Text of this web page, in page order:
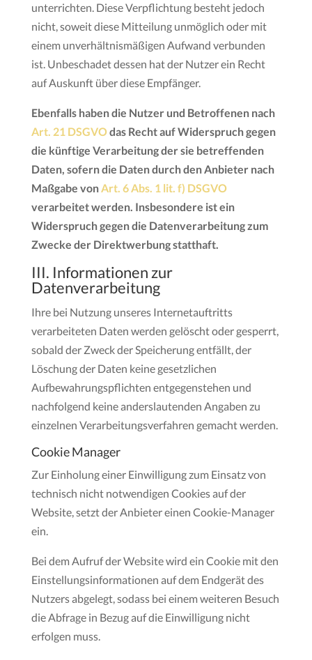
unterrichten. Diese Verpflichtung besteht jedoch
nicht, soweit diese Mitteilung unmöglich oder mit
einem unverhältnismäßigen Aufwand verbunden
ist. Unbeschadet dessen hat der Nutzer ein Recht
auf Auskunft über diese Empfänger.
Ebenfalls haben die Nutzer und Betroffenen nach
Art. 21 DSGVOdas Recht auf Widerspruch gegen
die künftige Verarbeitung der sie betreffenden
Daten, sofern die Daten durch den Anbieter nach
Maßgabe vonArt. 6 Abs. 1 lit. f) DSGVO
verarbeitet werden. Insbesondere ist ein
Widerspruch gegen die Datenverarbeitung zum
Zwecke der Direktwerbung statthaft.
III. Informationen zur
Datenverarbeitung
Ihre bei Nutzung unseres Internetauftritts
verarbeiteten Daten werden gelöscht oder gesperrt,
sobald der Zweck der Speicherung entfällt, der
Löschung der Daten keine gesetzlichen
Aufbewahrungspflichten entgegenstehen und
nachfolgend keine anderslautenden Angaben zu
einzelnen Verarbeitungsverfahren gemacht werden.
Cookie Manager
Zur Einholung einer Einwilligung zum Einsatz von
technisch nicht notwendigen Cookies auf der
Website, setzt der Anbieter einen Cookie-Manager
ein.
Bei dem Aufruf der Website wird ein Cookie mit den
Einstellungsinformationen auf dem Endgerät des
Nutzers abgelegt, sodass bei einem weiteren Besuch
die Abfrage in Bezug auf die Einwilligung nicht
erfolgen muss.